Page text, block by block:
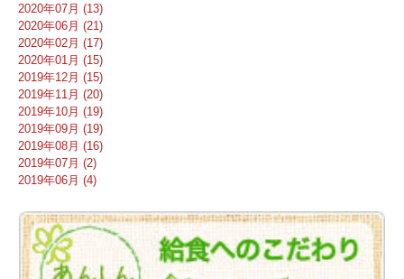
2020年07月 (13)
2020年06月 (21)
2020年02月 (17)
2020年01月 (15)
2019年12月 (15)
2019年11月 (20)
2019年10月 (19)
2019年09月 (19)
2019年08月 (16)
2019年07月 (2)
2019年06月 (4)